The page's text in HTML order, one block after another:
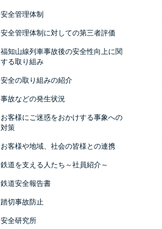
安全管理体制
安全管理体制に対しての第三者評価
福知山線列車事故後の安全性向上に関
する取り組み
安全の取り組みの紹介
事故などの発生状況
お客様にご迷惑をおかけする事象への
対策
お客様や地域、社会の皆様との連携
鉄道を支える人たち～社員紹介～
鉄道安全報告書
踏切事故防止
安全研究所